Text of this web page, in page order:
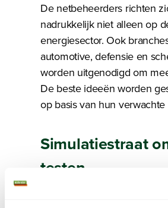
De netbeheerders richten
nadrukkelijk niet alleen op
energiesector. Ook
automotive, defensie en
worden uitgenodigd om
De beste ideeën worden
op basis van hun verwachte
Simulatiestraat
testen